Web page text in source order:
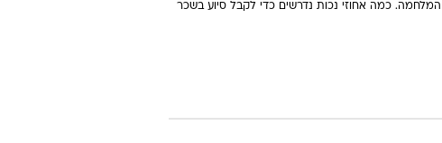
כמה אחוזי נכות נדרשים כדי לקבל סיוע בשכר